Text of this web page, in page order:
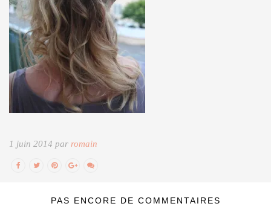
1 juin 2014 par romain
PAS ENCORE DE COMMENTAIRES